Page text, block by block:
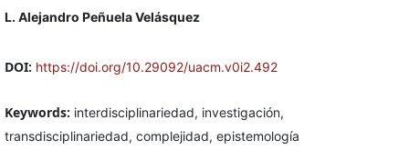
L. Alejandro Peñuela Velásquez
DOI: https://doi.org/10.29092/uacm.v0i2.492
Keywords: interdisciplinariedad, investigación,
transdisciplinariedad, complejidad, epistemología